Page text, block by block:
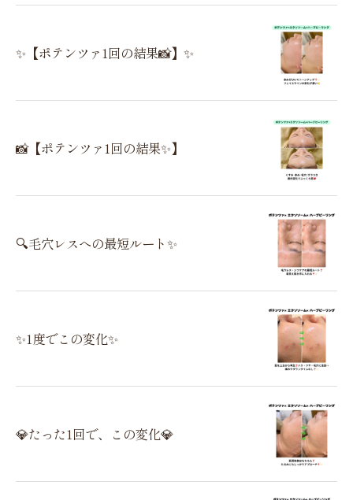
✨【ポテンツァ1回の結果📸】✨
📸【ポテンツァ1回の結果✨】
🔍毛穴レスへの最短ルート✨
✨1度でこの変化✨
💎たった1回で、この変化💎